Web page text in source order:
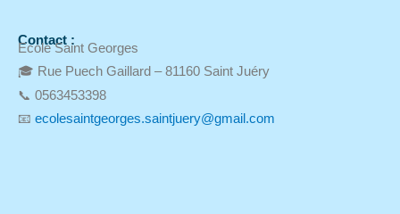
Contact :
Ecole Saint Georges
🎓 Rue Puech Gaillard – 81160 Saint Juéry
📞 0563453398
📧 ecolesaintgeorges.saintjuery@gmail.com